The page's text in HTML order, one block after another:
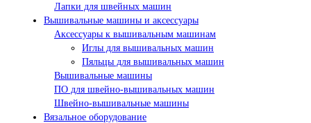
Лапки для швейных машин
Вышивальные машины и аксессуары
Аксессуары к вышивальным машинам
Иглы для вышивальных машин
Пяльцы для вышивальных машин
Вышивальные машины
ПО для швейно-вышивальных машин
Швейно-вышивальные машины
Вязальное оборудование